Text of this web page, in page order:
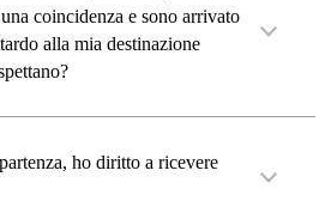
coincidenza e sono arrivato
alla mia destinazione
ho diritto a ricevere